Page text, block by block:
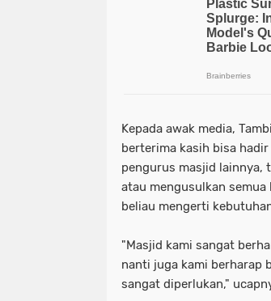
Kepada awak media,
berterima kasih bisa
pengurus masjid lainnya,
atau mengusulkan
beliau mengerti
"Masjid kami sangat
nanti juga kami berharap
sangat diperlukan,"